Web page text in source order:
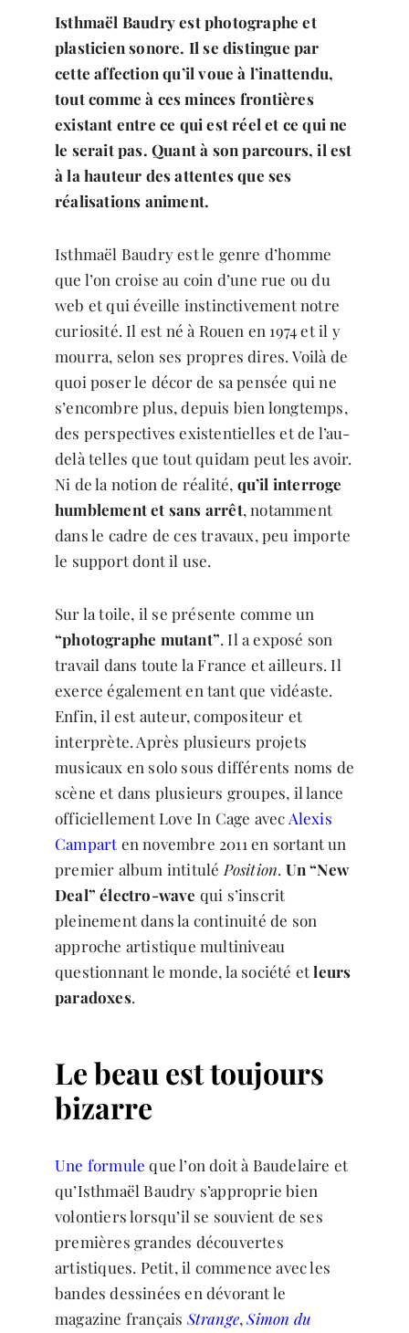
Isthmaël Baudry est photographe et
plasticien sonore. Il se distingue par
cette affection qu’il voue à l’inattendu,
tout comme à ces minces frontières
existant entre ce qui est réel et ce qui ne
le serait pas. Quant à son parcours, il est
à la hauteur des attentes que ses
réalisations animent.
Isthmaël Baudry est le genre d’homme
que l’on croise au coin d’une rue ou du
web et qui éveille instinctivement notre
curiosité. Il est né à Rouen en 1974 et il y
mourra, selon ses propres dires. Voilà de
quoi poser le décor de sa pensée qui ne
s’encombre plus, depuis bien longtemps,
des perspectives existentielles et de l’au-
delà telles que tout quidam peut les avoir.
Ni de la notion de réalité, qu’il interroge
humblement et sans arrêt, notamment
dans le cadre de ces travaux, peu importe
le support dont il use.
Sur la toile, il se présente comme un
“photographe mutant”. Il a exposé son
travail dans toute la France et ailleurs. Il
exerce également en tant que vidéaste.
Enfin, il est auteur, compositeur et
interprète. Après plusieurs projets
musicaux en solo sous différents noms de
scène et dans plusieurs groupes, il lance
officiellement Love In Cage avec Alexis
Campart en novembre 2011 en sortant un
premier album intitulé Position. Un “New
Deal” électro-wave qui s’inscrit
pleinement dans la continuité de son
approche artistique multiniveau
questionnant le monde, la société etleurs
paradoxes.
Le beau est toujours
bizarre
Une formule que l’on doit à Baudelaire et
qu’Isthmaël Baudry s’approprie bien
volontiers lorsqu’il se souvient de ses
premières grandes découvertes
artistiques. Petit, il commence avec les
bandes dessinées en dévorant le
magazine français Strange,Simon du